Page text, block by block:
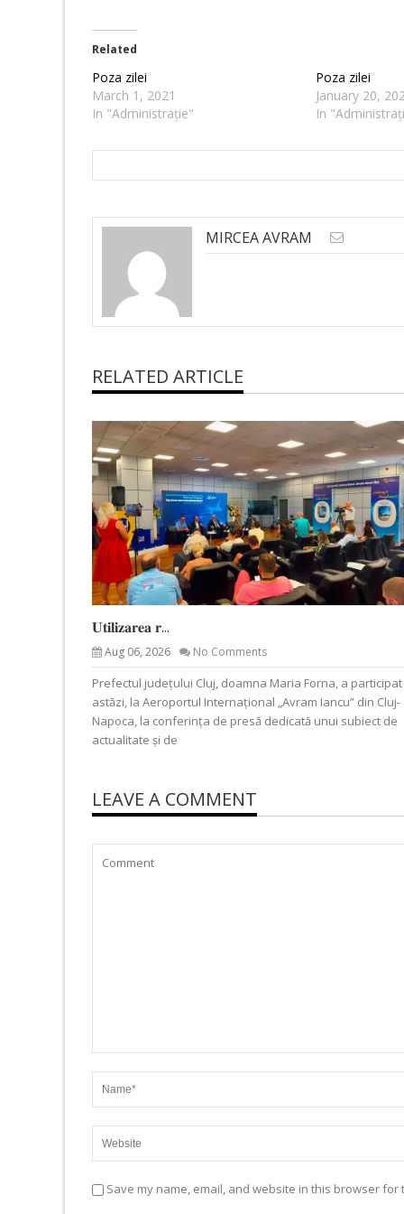
Related
Poza zilei
March 1, 2021
In "Administrație"
Poza zilei
January 20,
In
MIRCEA AVRAM
RELATED ARTICLE
𝐔𝐭𝐢𝐥𝐢𝐳𝐚𝐫𝐞𝐚 𝐫...
Aug 06, 2026 No Comments
Prefectul județului Cluj, doamna Maria Forna, a participat
astăzi, la Aeroportul Internațional „Avram Iancu” din Cluj-
Napoca, la conferința de presă dedicată unui subiect de
actualitate și de
LEAVE A COMMENT
Save my name, email, and website in this browser for